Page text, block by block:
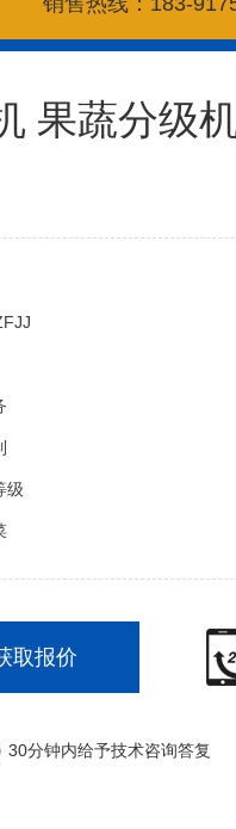
果蔬分级
级
取报价
30分钟内给予技术咨询答复